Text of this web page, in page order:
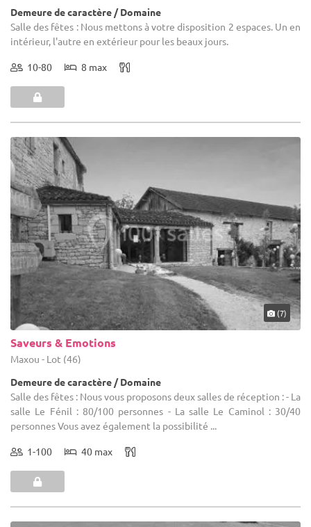
Demeure de caractère / Domaine
Salle des fêtes : Nous mettons à votre disposition 2 espaces. Un en
intérieur, l'autre en extérieur pour les beaux jours.
10-80 8 max
(7)
Saveurs & Emotions
Maxou - Lot (46)
Demeure de caractère / Domaine
Salle des fêtes : Nous vous proposons deux salles de réception : - La
salle Le Fénil : 80/100 personnes - La salle Le Caminol : 30/40
personnes Vous avez également la possibilité ...
1-100 40 max